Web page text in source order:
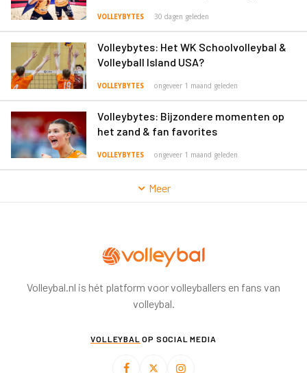
VOLLEYBYTES 30 dagen geleden
Volleybytes: Het WK Schoolvolleybal &
Volleyball Island USA?
VOLLEYBYTES ongeveer 1 maand geleden
Volleybytes: Bijzondere momenten op
het zand & fan favorites
VOLLEYBYTES ongeveer 1 maand geleden
Meer
Volleybal.nl is hét platform voor volleyballers en fans van
volleybal.
VOLLEYBAL OP SOCIAL MEDIA